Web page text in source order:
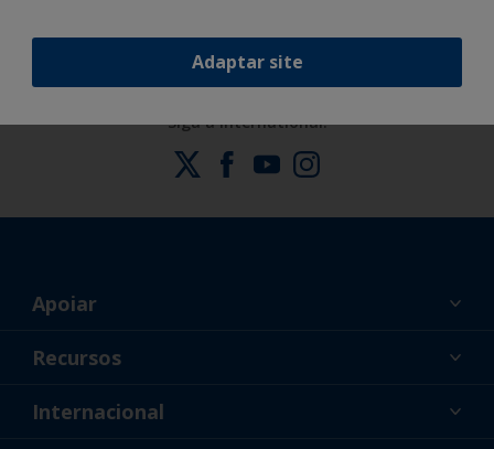
Adaptar site
Siga a International:
Apoiar
Sobre nós
Recursos
Noticias
Internacional